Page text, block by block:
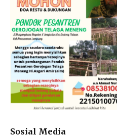
Sosial Media